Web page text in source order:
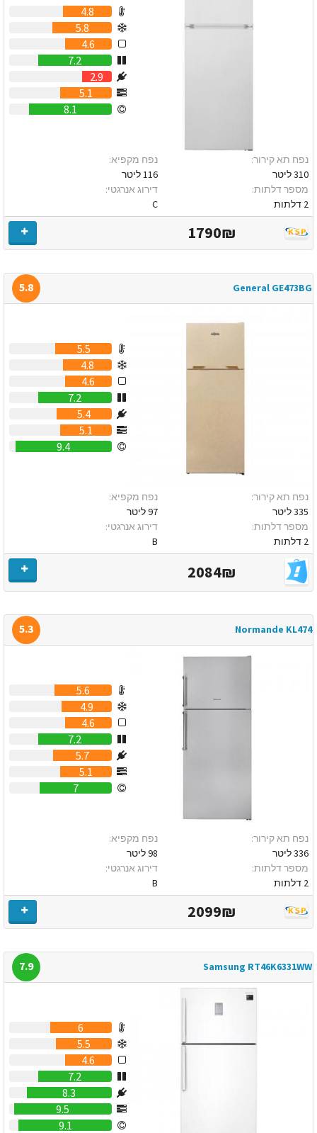
4.8
5.8
4.6
7.2
2.9
5.1
8.1
נפח תא קירור:
310 ליטר
מספר דלתות:
2 דלתות
נפח מקפיא:
116 ליטר
דירוג אנרגטי:
C
1790₪
General GE473BG
5.8
5.5
4.8
4.6
7.2
5.4
5.1
9.4
נפח תא קירור:
335 ליטר
מספר דלתות:
2 דלתות
נפח מקפיא:
97 ליטר
דירוג אנרגטי:
B
2084₪
Normande KL474
5.3
5.6
4.9
4.6
7.2
5.7
5.1
7
נפח תא קירור:
336 ליטר
מספר דלתות:
2 דלתות
נפח מקפיא:
98 ליטר
דירוג אנרגטי:
B
2099₪
Samsung RT46K6331WW
7.9
6
5.5
4.6
7.2
8.3
9.5
9.1